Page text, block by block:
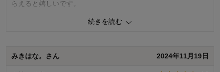
らえると嬉しいです。
人が参考になりました
続きを読む
みきはな。さん 2024年11月19日